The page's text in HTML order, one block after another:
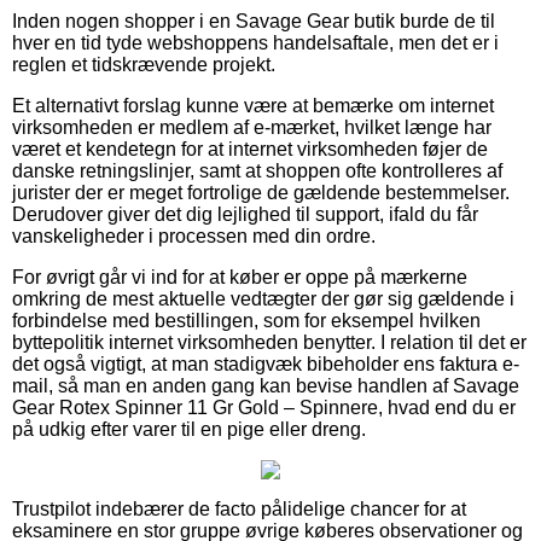
Inden nogen shopper i en Savage Gear butik burde de til
hver en tid tyde webshoppens handelsaftale, men det er i
reglen et tidskrævende projekt.
Et alternativt forslag kunne være at bemærke om internet
virksomheden er medlem af e-mærket, hvilket længe har
været et kendetegn for at internet virksomheden føjer de
danske retningslinjer, samt at shoppen ofte kontrolleres af
jurister der er meget fortrolige de gældende bestemmelser.
Derudover giver det dig lejlighed til support, ifald du får
vanskeligheder i processen med din ordre.
For øvrigt går vi ind for at køber er oppe på mærkerne
omkring de mest aktuelle vedtægter der gør sig gældende i
forbindelse med bestillingen, som for eksempel hvilken
byttepolitik internet virksomheden benytter. I relation til det er
det også vigtigt, at man stadigvæk bibeholder ens faktura e-
mail, så man en anden gang kan bevise handlen af Savage
Gear Rotex Spinner 11 Gr Gold – Spinnere, hvad end du er
på udkig efter varer til en pige eller dreng.
Trustpilot indebærer de facto pålidelige chancer for at
eksaminere en stor gruppe øvrige køberes observationer og